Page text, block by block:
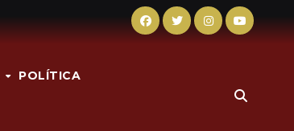
POLÍTICA